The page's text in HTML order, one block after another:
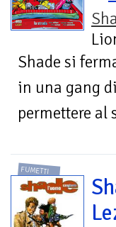
Shade si
in una gang
permettere al
FUMETTI